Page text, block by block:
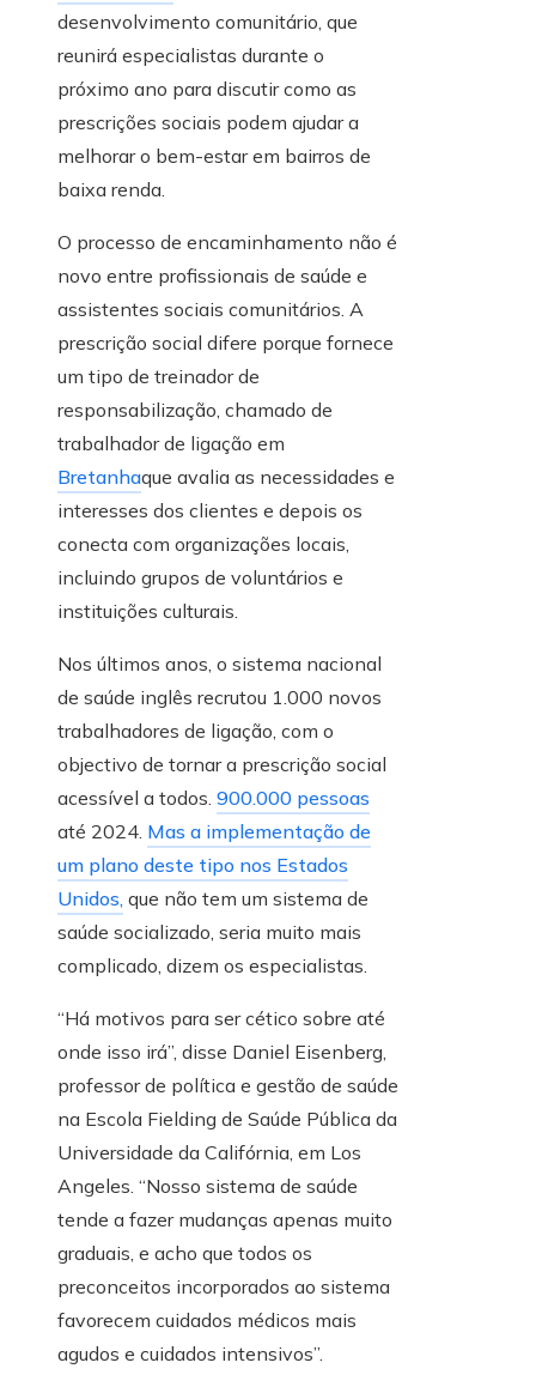
desenvolvimento comunitário, que
reunirá especialistas durante o
próximo ano para discutir como as
prescrições sociais podem ajudar a
melhorar o bem-estar em bairros de
baixa renda.
O processo de encaminhamento não é
novo entre profissionais de saúde e
assistentes sociais comunitários. A
prescrição social difere porque fornece
um tipo de treinador de
responsabilização, chamado de
trabalhador de ligação em
Bretanhaque avalia as necessidades e
interesses dos clientes e depois os
conecta com organizações locais,
incluindo grupos de voluntários e
instituições culturais.
Nos últimos anos, o sistema nacional
de saúde inglês recrutou 1.000 novos
trabalhadores de ligação, com o
objectivo de tornar a prescrição social
acessível a todos. 900.000 pessoas
até 2024. Mas a implementação de
um plano deste tipo nos Estados
Unidos, que não tem um sistema de
saúde socializado, seria muito mais
complicado, dizem os especialistas.
“Há motivos para ser cético sobre até
onde isso irá”, disse Daniel Eisenberg,
professor de política e gestão de saúde
na Escola Fielding de Saúde Pública da
Universidade da Califórnia, em Los
Angeles. “Nosso sistema de saúde
tende a fazer mudanças apenas muito
graduais, e acho que todos os
preconceitos incorporados ao sistema
favorecem cuidados médicos mais
agudos e cuidados intensivos”.